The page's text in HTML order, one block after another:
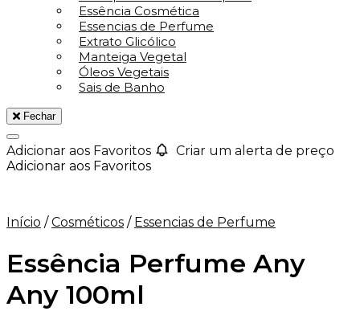
Essência Cosmética
Essencias de Perfume
Extrato Glicólico
Manteiga Vegetal
Óleos Vegetais
Sais de Banho
Fechar
Adicionar aos Favoritos
Criar um alerta de preço
Adicionar aos Favoritos
Início / Cosméticos / Essencias de Perfume
Essência Perfume Any
Any 100ml